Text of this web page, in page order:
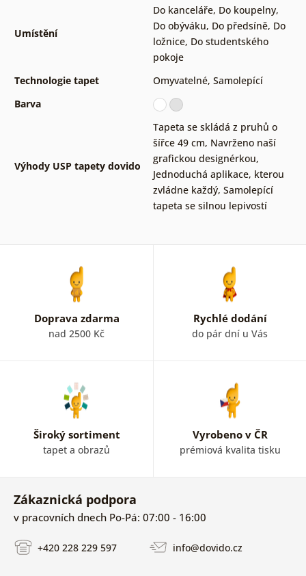
Umístění
Do kanceláře, Do koupelny,
Do obýváku, Do předsíně, Do
ložnice, Do studentského
pokoje
Technologie tapet
Omyvatelné, Samolepící
Barva
Výhody USP tapety dovido
Tapeta se skládá z pruhů o
šířce 49 cm, Navrženo naší
grafickou designérkou,
Jednoduchá aplikace, kterou
zvládne každý, Samolepící
tapeta se silnou lepivostí
Doprava zdarma
nad 2500 Kč
Rychlé dodání
do pár dní u Vás
Široký sortiment
tapet a obrazů
Vyrobeno v ČR
prémiová kvalita tisku
Zákaznická podpora
v pracovních dnech Po-Pá: 07:00 - 16:00
+420 228 229 597 info@dovido.cz